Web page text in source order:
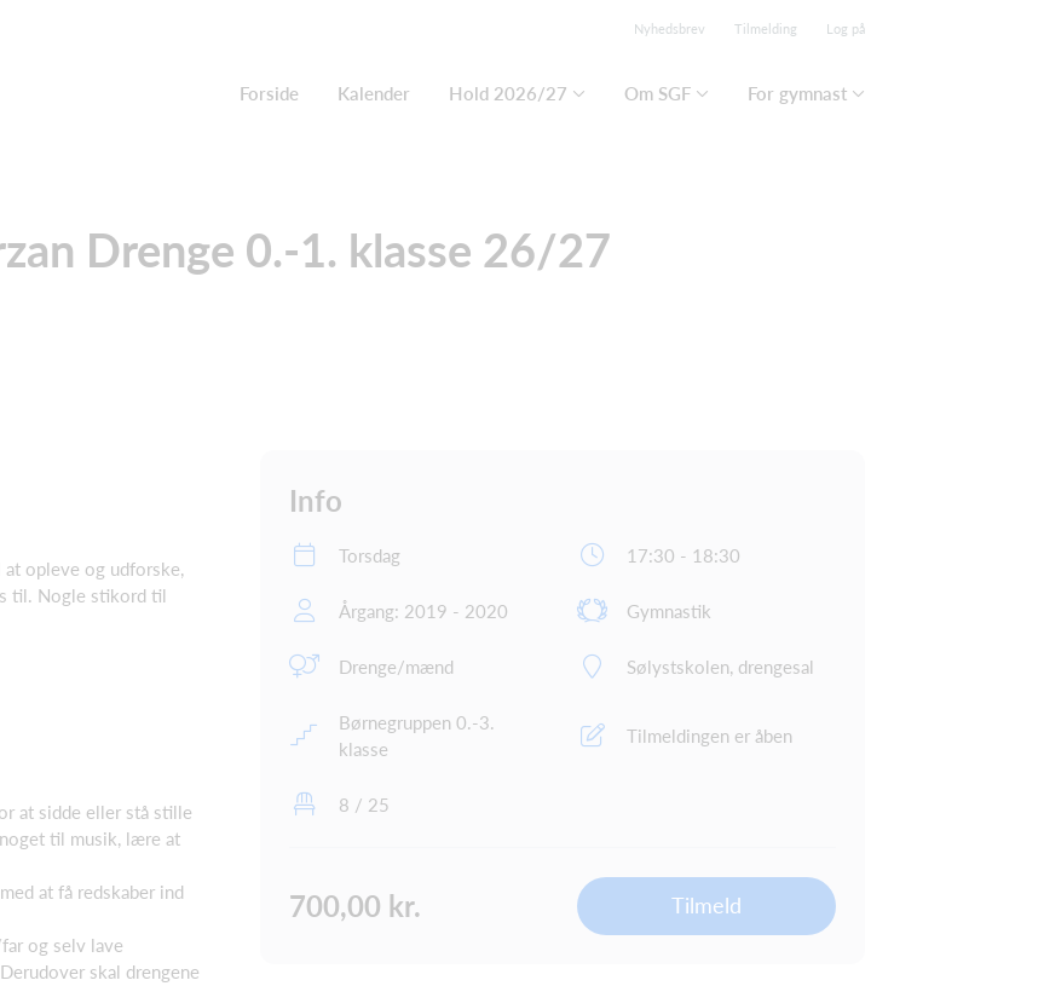
Nyhedsbrev Tilmelding Log på
Forside Kalender Hold 2026/27 Om SGF For gymnast
Drenge 0.-1. klasse 26/27
at opleve og udforske,
til. Nogle stikord til
at sidde eller stå stille
til musik, lære at
at få redskaber ind
og selv lave
skal drengene
Info
Torsdag 17:30 - 18:30
Årgang: 2019 - 2020 Gymnastik
Drenge/mænd Sølystskolen, drengesal
Børnegruppen 0.-3.
klasse
Tilmeldingen er åben
8 / 25
700,00 kr. Tilmeld